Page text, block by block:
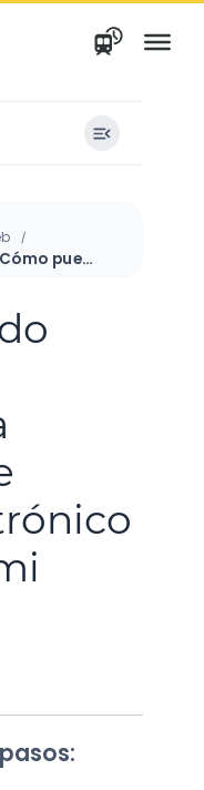
¿Cómo puedo cambiar el nombre o la dirección de correo electrónico asociada a mi cuenta?